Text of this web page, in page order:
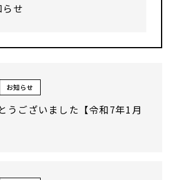
せ
お知らせ
うございました【令和7年1月